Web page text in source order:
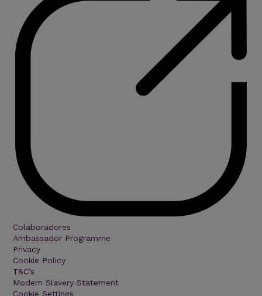
Colaboradores
Ambassador Programme
Privacy
Cookie Policy
T&C’s
Modern Slavery Statement
Cookie Settings